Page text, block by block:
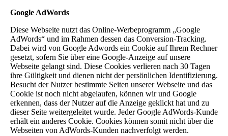
Google AdWords
Diese Webseite nutzt das Online-Werbeprogramm „Google
AdWords“ und im Rahmen dessen das Conversion-Tracking.
Dabei wird von Google Adwords ein Cookie auf Ihrem Rechner
gesetzt, sofern Sie über eine Google-Anzeige auf unsere
Webseite gelangt sind. Diese Cookies verlieren nach 30 Tagen
ihre Gültigkeit und dienen nicht der persönlichen Identifizierung.
Besucht der Nutzer bestimmte Seiten unserer Webseite und das
Cookie ist noch nicht abgelaufen, können wir und Google
erkennen, dass der Nutzer auf die Anzeige geklickt hat und zu
dieser Seite weitergeleitet wurde. Jeder Google AdWords-Kunde
erhält ein anderes Cookie. Cookies können somit nicht über die
Webseiten von AdWords-Kunden nachverfolgt werden.